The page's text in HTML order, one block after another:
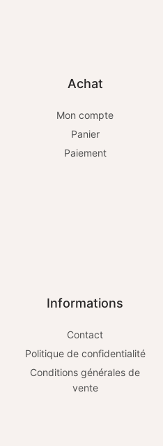
Achat
Mon compte
Panier
Paiement
Informations
Contact
Politique de confidentialité
Conditions générales de
vente